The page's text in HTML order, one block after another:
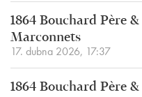
1864 Bouchard Père
Marconnets
17. dubna 2026, 17:37
1864 Bouchard Père